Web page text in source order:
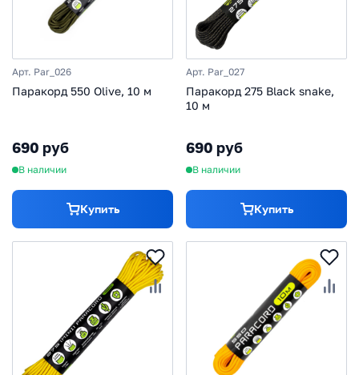
Арт. Par_026
Паракорд 550 Olive, 10 м
690 руб
В наличии
Купить
Арт. Par_027
Паракорд 275 Black snake,
10 м
690 руб
В наличии
Купить